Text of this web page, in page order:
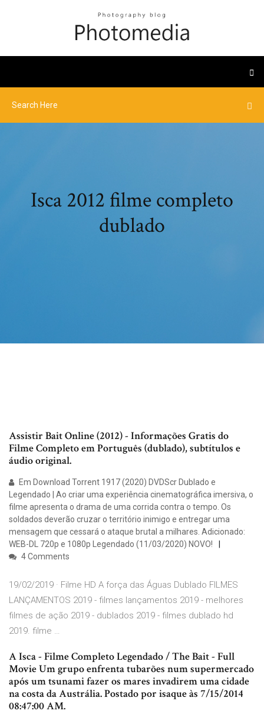
Isca 2012 filme completo
dublado
Assistir Bait Online (2012) - Informações Gratis do
Filme Completo em Português (dublado), subtítulos e
áudio original.
Em Download Torrent 1917 (2020) DVDScr Dublado e
Legendado | Ao criar uma experiência cinematográfica imersiva, o
filme apresenta o drama de uma corrida contra o tempo. Os
soldados deverão cruzar o território inimigo e entregar uma
mensagem que cessará o ataque brutal a milhares. Adicionado:
WEB-DL 720p e 1080p Legendado (11/03/2020) NOVO!
4 Comments
19/02/2019 · Filme HD A força das Águas Dublado FILMES
LANÇAMENTOS 2019 - filmes lançamentos 2019 - melhores
filmes de ação 2019 - dublados 2019 - filmes dublado hd
2019. filme …
A Isca - Filme Completo Legendado / The Bait - Full
Movie Um grupo enfrenta tubarões num supermercado
após um tsunami fazer os mares invadirem uma cidade
na costa da Austrália. Postado por isaque às 7/15/2014
08:47:00 AM.